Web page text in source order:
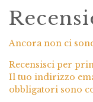
Ancora non ci
Recensisci per
Il tuo indirizzo
obbligatori sono